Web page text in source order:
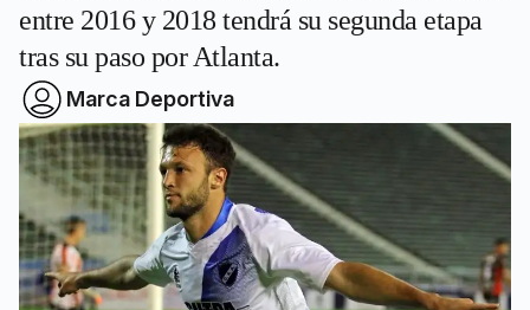
entre 2016 y 2018 tendrá su segunda etapa
tras su paso por Atlanta.
Marca Deportiva